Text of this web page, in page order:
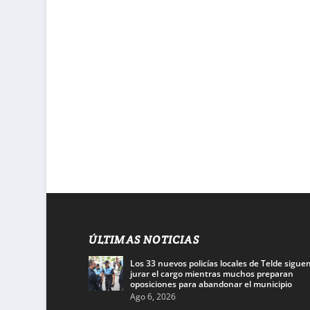
ÚLTIMAS NOTICIAS
Los 33 nuevos policías locales de Telde
jurar el cargo mientras muchos preparan
oposiciones para abandonar el municipio
Ago 6, 2026